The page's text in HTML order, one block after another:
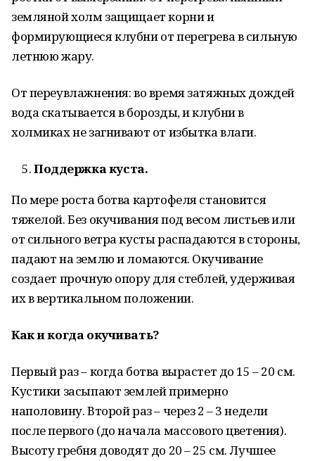
земляной холм защищает корни и
формирующиеся клубни от перегрева в сильную
летнюю жару.
От переувлажнения: во время затяжных дождей
вода скатывается в борозды, и клубни в
холмиках не загнивают от избытка влаги.
Поддержка куста.
По мере роста ботва картофеля становится
тяжелой. Без окучивания под весом листьев или
от сильного ветра кусты распадаются в стороны,
падают на землю и ломаются. Окучивание
создает прочную опору для стеблей, удерживая
их в вертикальном положении.
Как и когда окучивать?
Первый раз – когда ботва вырастет до 15 – 20 см.
Кустики засыпают землей примерно
наполовину. Второй раз – через 2 – 3 недели
после первого (до начала массового цветения).
Высоту гребня доводят до 20 – 25 см. Лучшее